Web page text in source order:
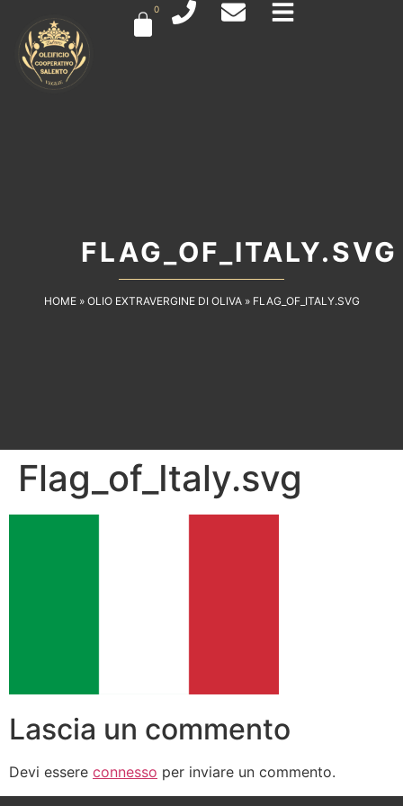
0
FLAG_OF_ITALY.SVG
HOME» OLIO EXTRAVERGINE DI OLIVA» FLAG_OF_ITALY.SVG
Flag_of_Italy.svg
Lascia un commento
Devi essere connesso per inviare un commento.